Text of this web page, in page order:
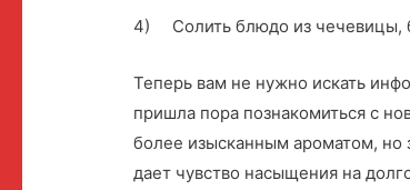
4) Солить блюдо из чечевицы,
Теперь вам не нужно искать
пришла пора познакомиться с
более изысканным ароматом, но
дает чувство насыщения на